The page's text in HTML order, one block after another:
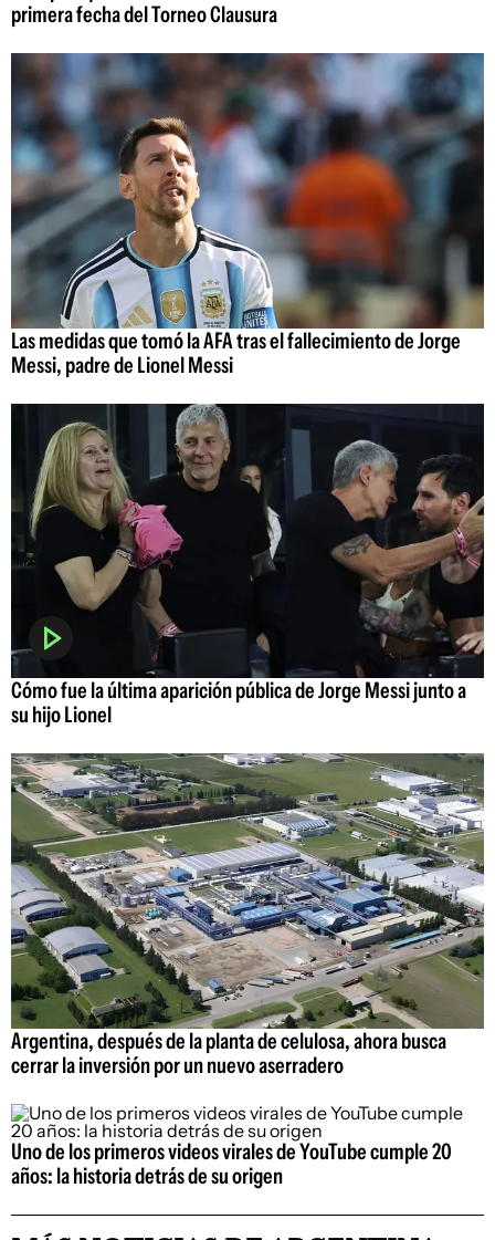
primera fecha del Torneo Clausura
Las medidas que tomó la AFA tras el fallecimiento de Jorge
Messi, padre de Lionel Messi
Cómo fue la última aparición pública de Jorge Messi junto a
su hijo Lionel
Argentina, después de la planta de celulosa, ahora busca
cerrar la inversión por un nuevo aserradero
Uno de los primeros videos virales de YouTube cumple 20
años: la historia detrás de su origen